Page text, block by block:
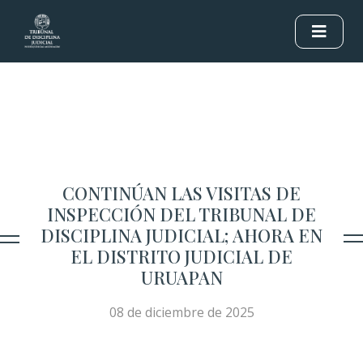
CONTINÚAN LAS VISITAS DE
INSPECCIÓN DEL TRIBUNAL DE
DISCIPLINA JUDICIAL; AHORA EN
EL DISTRITO JUDICIAL DE
URUAPAN
08 de diciembre de 2025